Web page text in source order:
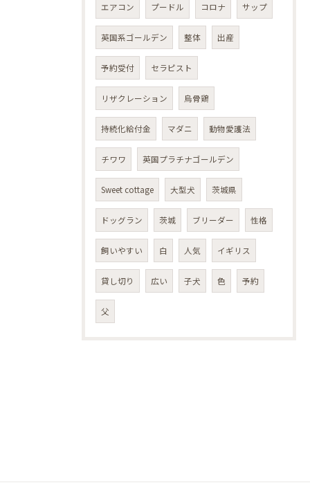
エアコン プードル コロナ サップ
英国系ゴールデン 整体 出産
予約受付 セラピスト
リザクレーション 烏骨鶏
持続化給付金 マダニ 動物愛護法
チワワ 英国プラチナゴールデン
Sweet cottage 大型犬 茨城県
ドッグラン 茨城 ブリーダー 性格
飼いやすい 白 人気 イギリス
貸し切り 広い 子犬 色 予約
父